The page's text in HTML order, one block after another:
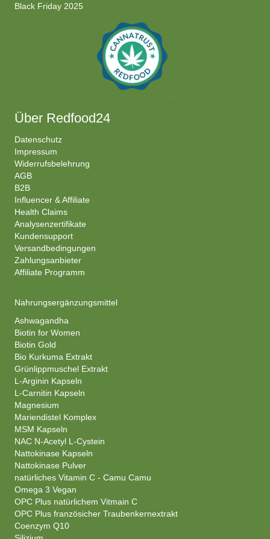
Black Friday 2025
Über Redfood24
Datenschutz
Impressum
Widerrufsbelehrung
AGB
B2B
Influencer & Affiliate
Health Claims
Analysenzertifikate
Kundensupport
Versandbedingungen
Zahlungsanbieter
Affiliate Programm
Nahrungsergänzungsmittel
Ashwagandha
Biotin for Women
Biotin Gold
Bio Kurkuma Extrakt
Grünlippmuschel Extrakt
L-Arginin Kapseln
L-Carnitin Kapseln
Magnesium
Mariendistel Komplex
MSM Kapseln
NAC N-Acetyl L-Cystein
Nattokinase Kapseln
Nattokinase Pulver
natürliches Vitamin C - Camu Camu
Omega 3 Vegan
OPC Plus natürlichem Vitmain C
OPC Plus französicher Traubenkernextrakt
Coenzym Q10